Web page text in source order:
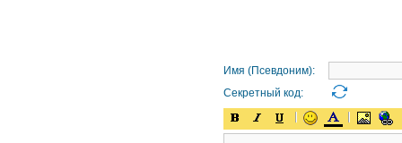
Имя (Псевдоним):
Секретный код: